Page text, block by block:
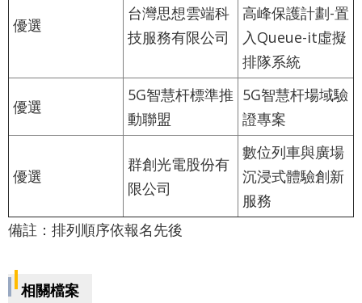
優選
台灣思想雲端科
技服務有限公司
高峰保護計劃-置
入Queue-it虛擬
排隊系統
優選
5G智慧杆標準推
動聯盟
5G智慧杆場域驗
證專案
優選
群創光電股份有
限公司
數位列車與廣場
沉浸式體驗創新
服務
備註：排列順序依報名先後
相關檔案